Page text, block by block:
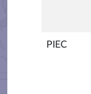
PIEC